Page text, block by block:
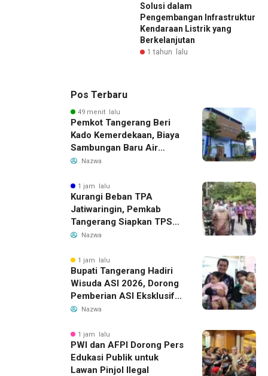
Solusi dalam
Pengembangan Infrastruktur
Kendaraan Listrik yang
Berkelanjutan
1 tahun lalu
Pos Terbaru
49 menit lalu
Pemkot Tangerang Beri
Kado Kemerdekaan, Biaya
Sambungan Baru Air
Bersih Dipangkas Jadi
Nazwa
1 jam lalu
Kurangi Beban TPA
Jatiwaringin, Pemkab
Tangerang Siapkan TPS3R
Baru di Tigaraksa
Nazwa
1 jam lalu
Bupati Tangerang Hadiri
Wisuda ASI 2026, Dorong
Pemberian ASI Eksklusif
untuk Wujudkan Generasi
Nazwa
1 jam lalu
PWI dan AFPI Dorong Pers
Edukasi Publik untuk
Lawan Pinjol Ilegal